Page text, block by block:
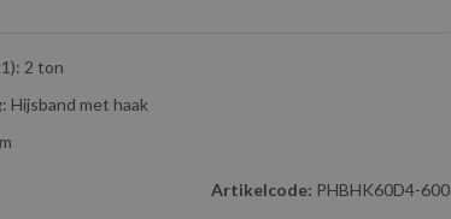
2 ton
Hijsband met haak
Artikelcode: PHBHK60D4-600